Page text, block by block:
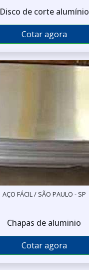
Disco de corte alumínio
Cotar agora
AÇO FÁCIL / SÃO PAULO - SP
Chapas de aluminio
Cotar agora